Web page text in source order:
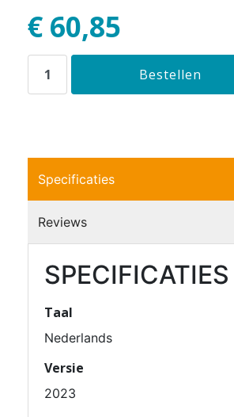
€ 60,85
Specificaties
Reviews
SPECIFICATIES
Taal
Nederlands
Versie
2023